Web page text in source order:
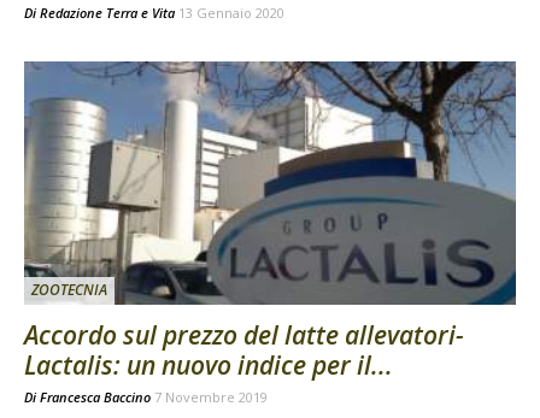
Di Redazione Terra e Vita 13 Gennaio 2020
ZOOTECNIA
Accordo sul prezzo del latte allevatori-
Lactalis: un nuovo indice per il...
Di Francesca Baccino 7 Novembre 2019